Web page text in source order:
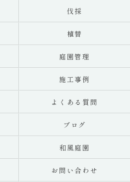
伐採
植替
庭園管理
施工事例
よくある質問
ブログ
和風庭園
お問い合わせ